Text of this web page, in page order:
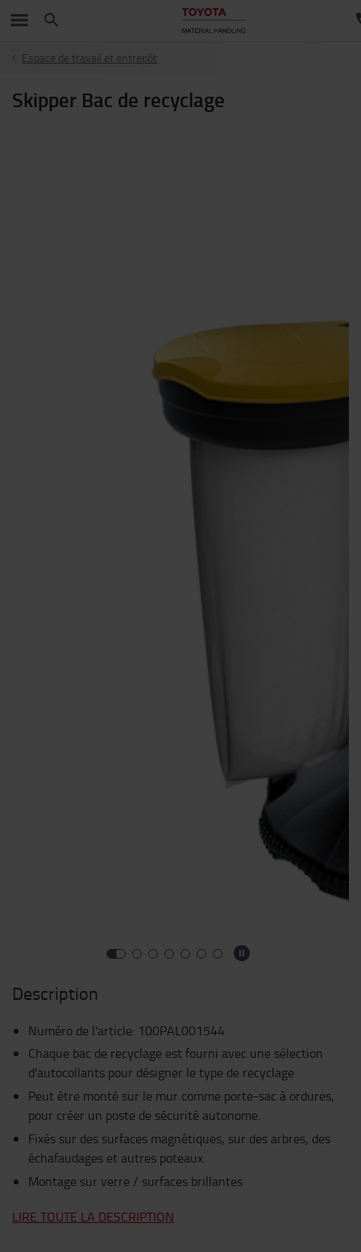
Espace de travail et entrepôt
Skipper Bac de recyclage
Description
Numéro de l'article: 100PAL001544
Chaque bac de recyclage est fourni avec une sélection
d'autocollants pour désigner le type de recyclage
Peut être monté sur le mur comme porte-sac à ordures,
pour créer un poste de sécurité autonome.
Fixés sur des surfaces magnétiques, sur des arbres, des
échafaudages et autres poteaux.
Montage sur verre / surfaces brillantes
LIRE TOUTE LA DESCRIPTION